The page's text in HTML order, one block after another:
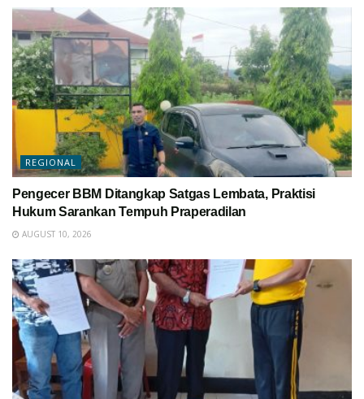
REGIONAL
Pengecer BBM Ditangkap Satgas Lembata, Praktisi
Hukum Sarankan Tempuh Praperadilan
AUGUST 10, 2026